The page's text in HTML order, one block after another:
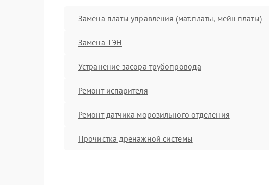
Замена платы управления (мат.платы, мейн платы)
Замена ТЭН
Устранение засора трубопровода
Ремонт испарителя
Ремонт датчика морозильного отделения
Прочистка дренажной системы